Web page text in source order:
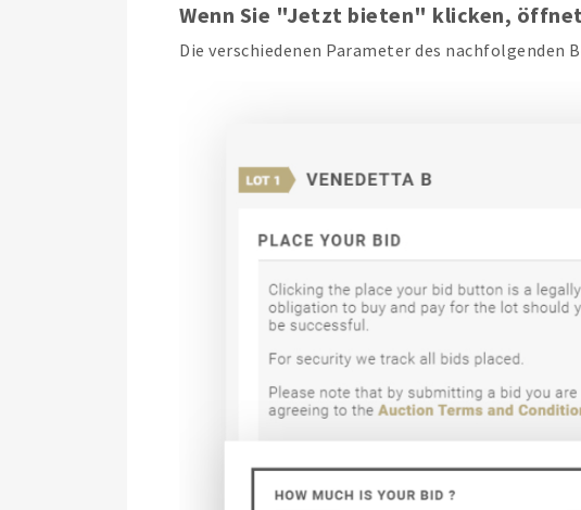
Wenn Sie "Jetzt bieten" klicken,
Die verschiedenen Parameter des nachfolgenden